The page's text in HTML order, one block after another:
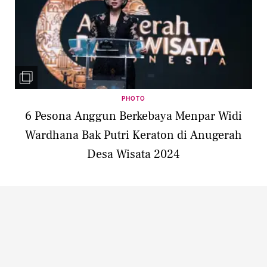
PHOTO
6 Pesona Anggun Berkebaya Menpar Widi
Wardhana Bak Putri Keraton di Anugerah
Desa Wisata 2024